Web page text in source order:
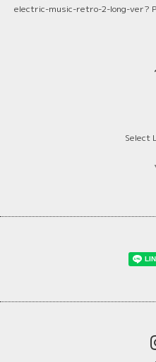
electric-music-retro-2-long-ver?
Select